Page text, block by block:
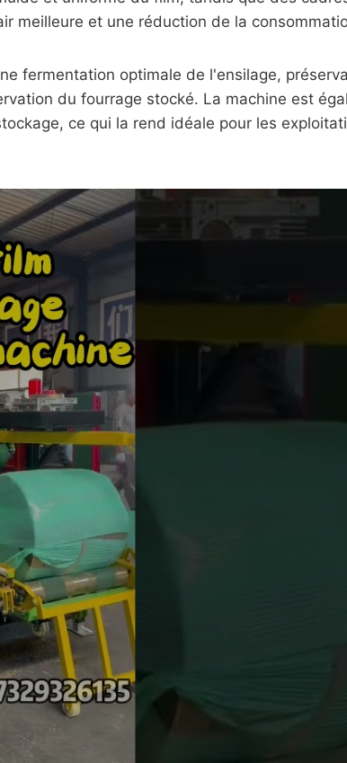
meilleure et une réduction de la
fermentation optimale de l'ensilage,
du fourrage stocké. La machine est
ce qui la rend idéale pour les